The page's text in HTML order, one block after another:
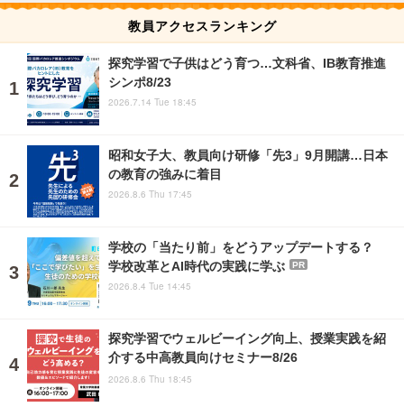
教員アクセスランキング
探究学習で子供はどう育つ…文科省、IB教育推進
シンポ8/23
2026.7.14 Tue 18:45
昭和女子大、教員向け研修「先3」9月開講…日本
の教育の強みに着目
2026.8.6 Thu 17:45
学校の「当たり前」をどうアップデートする？
学校改革とAI時代の実践に学ぶ
PR
2026.8.4 Tue 14:45
探究学習でウェルビーイング向上、授業実践を紹
介する中高教員向けセミナー8/26
2026.8.6 Thu 18:45